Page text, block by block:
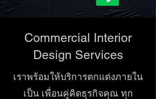
Commercial Interior
Design Services
เราพร้อมให้บริการตกแต่งภายใน
เป็น เพื่อนคู่คิดธุรกิจคุณ ทุก